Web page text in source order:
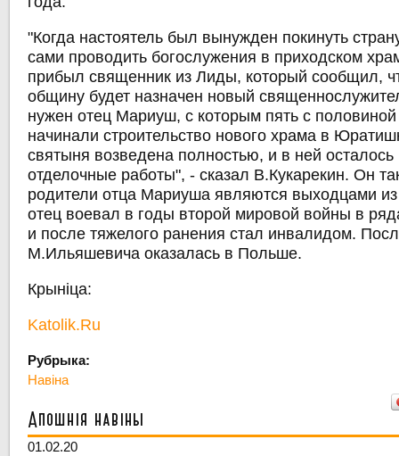
"Когда настоятель был вынужден покинуть
сами проводить богослужения в приходском
прибыл священник из Лиды, который сообщил,
общину будет назначен новый
нужен отец Мариуш, с которым пять с
начинали строительство нового храма в
святыня возведена полностью, и в ней осталось
отделочные работы", - сказал В.Кукарекин. Он
родители отца Мариуша являются выходцами
отец воевал в годы второй мировой войны в
и после тяжелого ранения стал инвалидом.
М.Ильяшевича оказалась в Польше.
Крыніца:
Katolik.Ru
Рубрыка:
Навіна
Апошнія навіны
01.02.20